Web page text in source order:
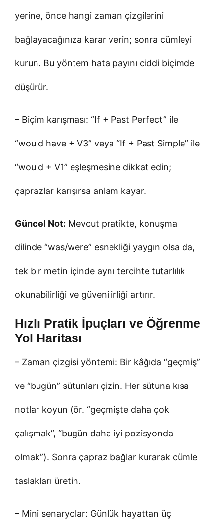
yerine, önce hangi zaman çizgilerini
bağlayacağınıza karar verin; sonra cümleyi
kurun. Bu yöntem hata payını ciddi biçimde
düşürür.
– Biçim karışması: “If + Past Perfect” ile
“would have + V3” veya “If + Past Simple” ile
“would + V1” eşleşmesine dikkat edin;
çaprazlar karışırsa anlam kayar.
Güncel Not: Mevcut pratikte, konuşma
dilinde “was/were” esnekliği yaygın olsa da,
tek bir metin içinde aynı tercihte tutarlılık
okunabilirliği ve güvenilirliği artırır.
Hızlı Pratik İpuçları ve Öğrenme
Yol Haritası
– Zaman çizgisi yöntemi: Bir kâğıda “geçmiş”
ve “bugün” sütunları çizin. Her sütuna kısa
notlar koyun (ör. “geçmişte daha çok
çalışmak”, “bugün daha iyi pozisyonda
olmak”). Sonra çapraz bağlar kurarak cümle
taslakları üretin.
– Mini senaryolar: Günlük hayattan üç